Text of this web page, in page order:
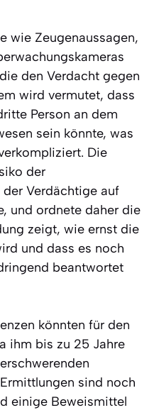
wie Zeugenaussagen,
den Verdacht gegen
wird vermutet, dass
Person an dem
sein könnte, was
Die
der
Verdächtige auf
und ordnete daher die
zeigt, wie ernst die
und dass es noch
beantwortet
könnten für den
ihm bis zu 25 Jahre
sind noch
einige Beweismittel